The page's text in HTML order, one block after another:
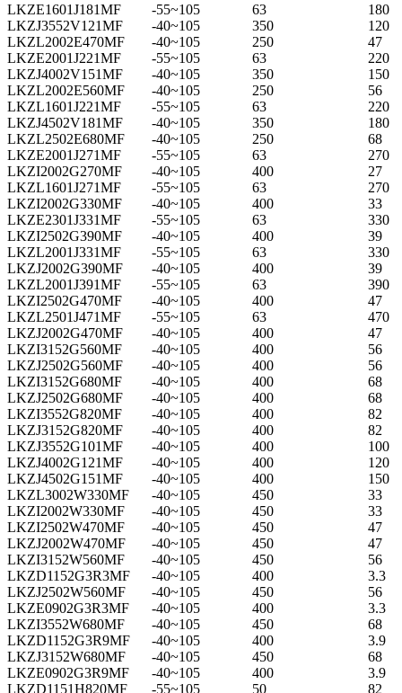
LKZE1601J181MF
-55~105 63
180
LKZJ3552V121MF
-40~105 350
120
LKZL2002E470MF
-40~105 250
47
LKZE2001J221MF
-55~105 63
220
LKZJ4002V151MF
-40~105 350
150
LKZL2002E560MF
-40~105 250
56
LKZL1601J221MF
-55~105 63
220
LKZJ4502V181MF
-40~105 350
180
LKZL2502E680MF
-40~105 250
68
LKZE2001J271MF
-55~105 63
270
LKZI2002G270MF
-40~105 400
27
LKZL1601J271MF
-55~105 63
270
LKZI2002G330MF
-40~105 400
33
LKZE2301J331MF
-55~105 63
330
LKZI2502G390MF
-40~105 400
39
LKZL2001J331MF
-55~105 63
330
LKZJ2002G390MF
-40~105 400
39
LKZL2001J391MF
-55~105 63
390
LKZI2502G470MF
-40~105 400
47
LKZL2501J471MF
-55~105 63
470
LKZJ2002G470MF
-40~105 400
47
LKZI3152G560MF
-40~105 400
56
LKZJ2502G560MF
-40~105 400
56
LKZI3152G680MF
-40~105 400
68
LKZJ2502G680MF
-40~105 400
68
LKZI3552G820MF
-40~105 400
82
LKZJ3152G820MF
-40~105 400
82
LKZJ3552G101MF
-40~105 400
100
LKZJ4002G121MF
-40~105 400
120
LKZJ4502G151MF
-40~105 400
150
LKZL3002W330MF
-40~105 450
33
LKZI2002W330MF
-40~105 450
33
LKZI2502W470MF
-40~105 450
47
LKZJ2002W470MF
-40~105 450
47
LKZI3152W560MF
-40~105 450
56
LKZD1152G3R3MF
-40~105 400
3.3
LKZJ2502W560MF
-40~105 450
56
LKZE0902G3R3MF
-40~105 400
3.3
LKZI3552W680MF
-40~105 450
68
LKZD1152G3R9MF
-40~105 400
3.9
LKZJ3152W680MF
-40~105 450
68
LKZE0902G3R9MF
-40~105 400
3.9
LKZD1151H820MF
-55~105 50
82